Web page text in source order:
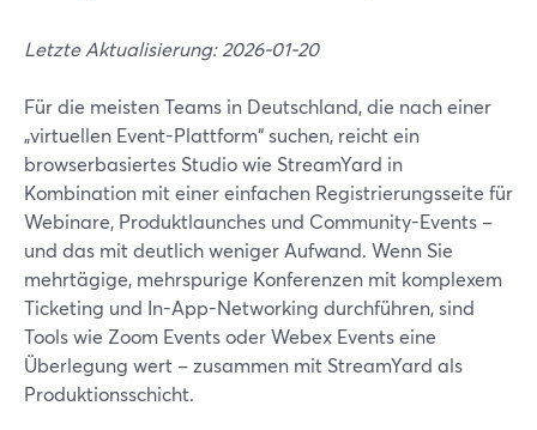
Letzte Aktualisierung: 2026-01-20
Für die meisten Teams in Deutschland, die nach einer
„virtuellen Event-Plattform“ suchen, reicht ein
browserbasiertes Studio wie StreamYard in
Kombination mit einer einfachen Registrierungsseite für
Webinare, Produktlaunches und Community-Events –
und das mit deutlich weniger Aufwand. Wenn Sie
mehrtägige, mehrspurige Konferenzen mit komplexem
Ticketing und In-App-Networking durchführen, sind
Tools wie Zoom Events oder Webex Events eine
Überlegung wert – zusammen mit StreamYard als
Produktionsschicht.